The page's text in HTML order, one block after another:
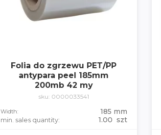
Folia do zgrzewu PET/PP
antypara peel 185mm
200mb 42 my
sku: 0000033541
Width: 185 mm
min. sales quantity: 1.00 szt